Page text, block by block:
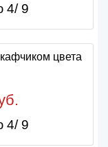
4/ 9
4/ 9